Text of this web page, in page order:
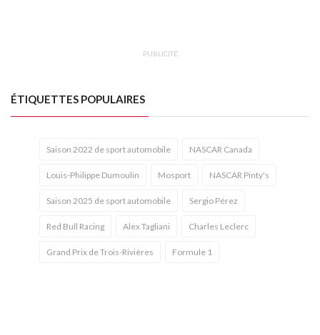
PUBLICITÉ
ÉTIQUETTES POPULAIRES
Saison 2022 de sport automobile NASCAR Canada
Louis-Philippe Dumoulin Mosport NASCAR Pinty's
Saison 2025 de sport automobile Sergio Pérez
Red Bull Racing Alex Tagliani Charles Leclerc
Grand Prix de Trois-Rivières Formule 1